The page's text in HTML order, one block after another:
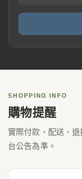
SHOPPING INFO
購物提醒
實際付款、配送、
台公告為準。